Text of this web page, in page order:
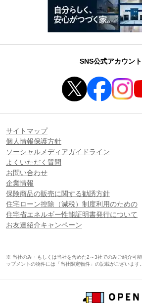
SNS公式アカウント
サイトマップ
個人情報保護方針
ソーシャルメディアガイドライン
よくいただく質問
お問い合わせ
企業情報
保険商品の販売に関する勧誘方針
住宅ローン控除（減税）制度利用のための
住宅省エネルギー性能証明書発行について
お友達紹介キャンペーン
※ 当社のみ・もしくは当社を含めた2～3社でのみご紹介可
ップメントの物件には「当社限定物件」の記載がございます。